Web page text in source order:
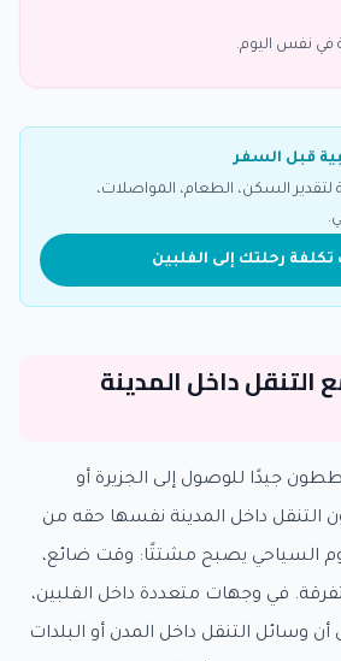
في نفس اليوم.
قبل السفر
السكن، الطعام، المواصلات،
رحلتك إلى الفلبين
داخل المدينة
جيدًا للوصول إلى الجزيرة أو
التنقل داخل المدينة نفسها حقه من
السياحي يصبح مشتتًا: وقت ضائع،
في وجهات متعددة داخل الفلبين،
أن وسائل التنقل داخل المدن أو البلدات